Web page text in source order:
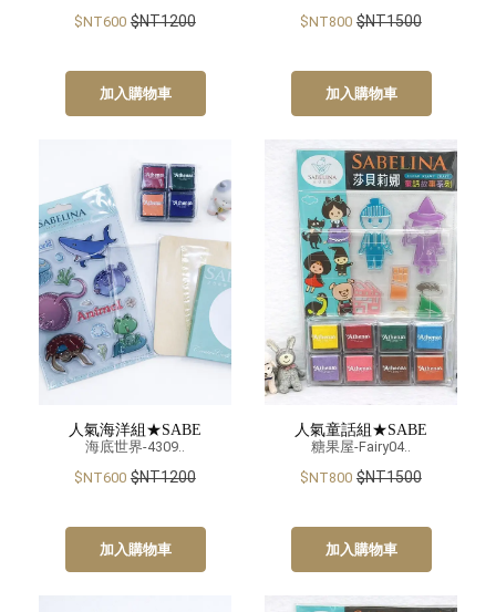
$NT600$NT1200
加入購物車
$NT800$NT1500
加入購物車
人氣海洋組★SABE
海底世界-4309..
$NT600$NT1200
加入購物車
人氣童話組★SABE
糖果屋-Fairy04..
$NT800$NT1500
加入購物車